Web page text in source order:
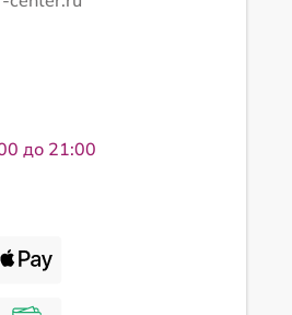
до 21:00